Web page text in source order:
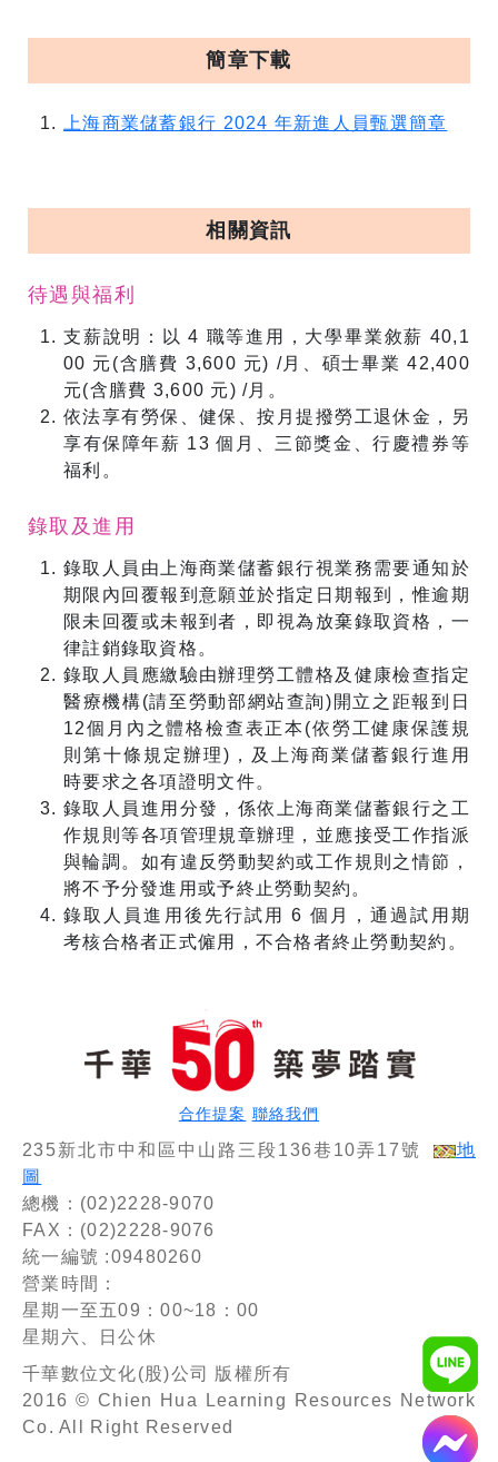
簡章下載
上海商業儲蓄銀行 2024 年新進人員甄選簡章
相關資訊
待遇與福利
支薪說明：以 4 職等進用，大學畢業敘薪 40,1
00 元(含膳費 3,600 元) /月、碩士畢業 42,400
元(含膳費 3,600 元) /月。
依法享有勞保、健保、按月提撥勞工退休金，另
享有保障年薪 13 個月、三節獎金、行慶禮券等
福利。
錄取及進用
錄取人員由上海商業儲蓄銀行視業務需要通知於
期限內回覆報到意願並於指定日期報到，惟逾期
限未回覆或未報到者，即視為放棄錄取資格，一
律註銷錄取資格。
錄取人員應繳驗由辦理勞工體格及健康檢查指定
醫療機構(請至勞動部網站查詢)開立之距報到日
12個月內之體格檢查表正本(依勞工健康保護規
則第十條規定辦理)，及上海商業儲蓄銀行進用
時要求之各項證明文件。
錄取人員進用分發，係依上海商業儲蓄銀行之工
作規則等各項管理規章辦理，並應接受工作指派
與輪調。如有違反勞動契約或工作規則之情節，
將不予分發進用或予終止勞動契約。
錄取人員進用後先行試用 6 個月，通過試用期
考核合格者正式僱用，不合格者終止勞動契約。
合作提案 聯絡我們
235新北市中和區中山路三段136巷10弄17號
地
圖
總機：(02)2228-9070
FAX：(02)2228-9076
統一編號 :09480260
營業時間：
星期一至五09：00~18：00
星期六、日公休
千華數位文化(股)公司 版權所有
2016 © Chien Hua Learning Resources Network
Co. All Right Reserved